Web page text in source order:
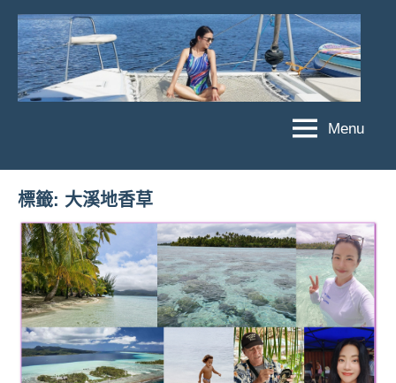
Skip
content
菲
亞
娃
JEFFIA
FANG
亞
娃
粉
絲
團、
主
題
旅
遊、
Menu
標籤: 大溪地香草